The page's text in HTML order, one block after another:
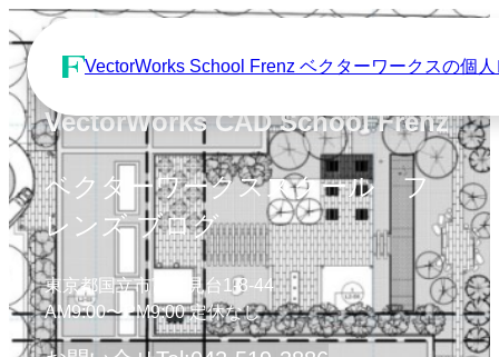
VectorWorks School Frenz ベクターワークスの個
VectorWorks CAD School Frenz
ベクターワークススクール フ
レンズ ブログ
東京都国立市富士見台1-8-44
AM9:00〜PM9:00 定休なし